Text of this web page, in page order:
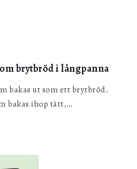
brytbröd i långpanna
bakas ut som ett brytbröd.
bakas ihop tätt,…